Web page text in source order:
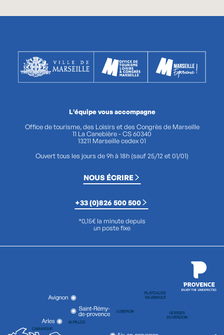
L'équipe vous accompagne
Office de tourisme, des Loisirs et des Congrès de Marseille
11 La Canebière - CS 60340
13211 Marseille cedex 01
Ouvert tous les jours de 9h à 18h (sauf 25/12 et 01/01)
NOUS ÉCRIRE
+33 (0)826 500 500
*0,15€ la minute depuis
un poste fixe